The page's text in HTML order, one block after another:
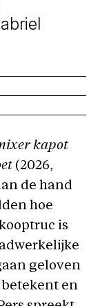
kapot
(2026,
de hand
hoe
is
geloven
en